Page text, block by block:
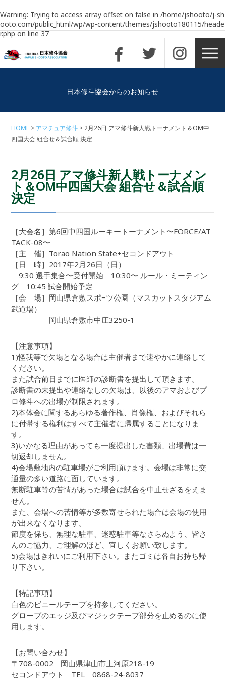
Warning: Trying to access array offset on false in /home/jshooto/j-sh
ooto.com/public_html/wp/wp-content/themes/jshooto180115/heade
r.phpon line37
日本修斗協会からのお知らせ
HOME アマチュア修斗
2月26日 アマ修斗新人戦トーナメント＆OM中
四国大会 組合せ＆試合順 決定
2月26日 アマ修斗新人戦トーナメン
ト＆OM中四国大会 組合せ＆試合順
決定
［大会名］第6回中四国ルーキートーナメント〜FORCE/AT
TACK-08〜
［主 催］Torao Nation State+セコンドアウト
［日 時］2017年2月26日（日）
9:30 選手集合〜受付開始 10:30〜 ルール・ミーティン
グ 10:45 試合開始予定
［会 場］岡山県倉敷スポ−ツ公園（マスカットスタジアム
武道場）
岡山県倉敷市中庄3250-1
【注意事項】
1)怪我等で欠場となる場合は主催者まで速やかに連絡して
ください。
また試合前日までに医師の診断書を提出して頂きます。
診断書の未提出や連絡なしの欠場は、以後のアマおよびプ
ロ修斗への出場が制限されます。
2)本体会に関するあらゆる著作権、肖像権、およびそれら
に付帯する権利はすべて主催者に帰属することになりま
す。
3)いかなる理由があっても一度提出した書類、出場費は一
切返却しません。
4)会場敷地内の駐車場がご利用頂けます。会場は非常に交
通量の多い道路に面しています。
無断駐車等の苦情があった場合は試合を中止せざるをえま
せん。
また、会場への苦情等が多数寄せられた場合は会場の使用
が出来なくなります。
節度を保ち、無理な駐車、迷惑駐車等なさらぬよう、皆さ
んのご協力、ご理解のほど、宜しくお願い致します。
5)会場はきれいにご利用下さい。またゴミは各自お持ち帰
り下さい。
【特記事項】
白色のビニールテープを持参してください。
グローブのエッジ及びマジックテープ部分を止めるのに使
用します。
【お問い合わせ】
〒708-0002 岡山県津山市上河原218-19
セコンドアウト TEL 0868-24-8037